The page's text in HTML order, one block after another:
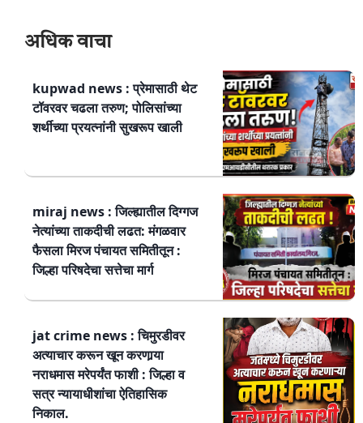
अधिक वाचा
kupwad news : प्रेमासाठी थेट
टॉवरवर चढला तरुण; पोलिसांच्या
शर्थीच्या प्रयत्नांनी सुखरूप खाली
miraj news : जिल्ह्यातील दिग्गज
नेत्यांच्या ताकदीची लढत: मंगळवार
फैसला मिरज पंचायत समितीतून :
जिल्हा परिषदेचा सत्तेचा मार्ग
jat crime news : चिमुरडीवर
अत्याचार करून खून करणार्‍या
नराधमास मरेपर्यंत फाशी : जिल्हा व
सत्र न्यायाधीशांचा ऐतिहासिक
निकाल.